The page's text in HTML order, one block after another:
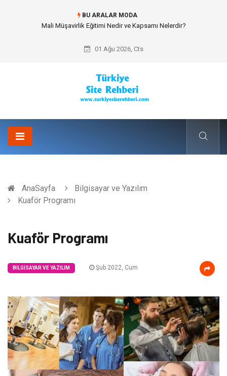
BU ARALAR MODA
Forma Yaptırma Girişimiyle Akademik Spor Topluluklarında Kurumsal
01 Ağu 2026, Cts
AnaSayfa
Bilgisayar ve Yazılım
Kuaför Programı
Kuaför Programı
BILGISAYAR VE YAZILIM Şub 2022, Cum